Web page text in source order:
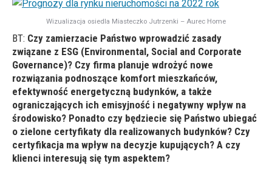
Wizualizacja osiedla Miasteczko Jutrzenki – Aurec Home
BT: Czy zamierzacie Państwo wprowadzić zasady
związane z ESG (Environmental, Social and Corporate
Governance)? Czy firma planuje wdrożyć nowe
rozwiązania podnoszące komfort mieszkańców,
efektywność energetyczną budynków, a także
ograniczających ich emisyjność i negatywny wpływ na
środowisko? Ponadto czy będziecie się Państwo ubiegać
o zielone certyfikaty dla realizowanych budynków? Czy
certyfikacja ma wpływ na decyzje kupujących? A czy
klienci interesują się tym aspektem?